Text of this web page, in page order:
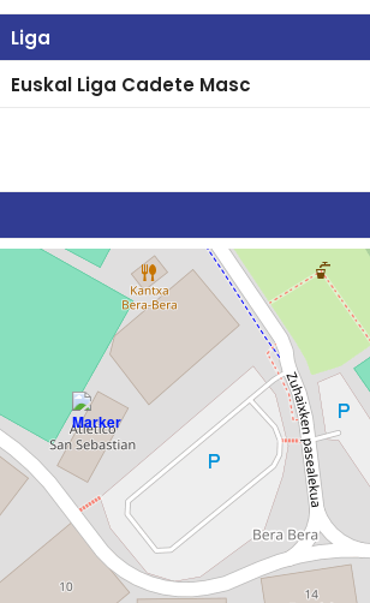
Liga
Euskal Liga Cadete Masc